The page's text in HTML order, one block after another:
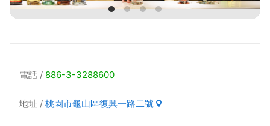
電話 886-3-3288600
地址 桃園市龜山區復興一路二號